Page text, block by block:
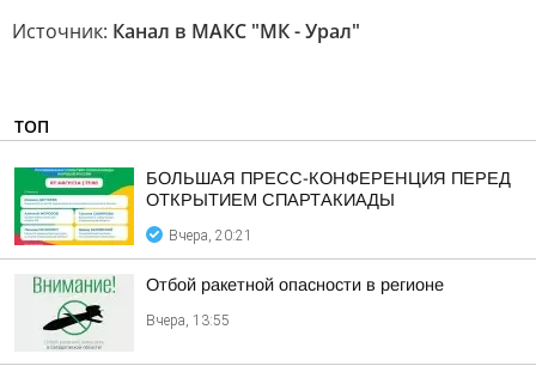
Источник: Канал в МАКС "МК - Урал"
ТОП
БОЛЬШАЯ ПРЕСС-КОНФЕРЕНЦИЯ ПЕРЕД
ОТКРЫТИЕМ СПАРТАКИАДЫ
Вчера, 20:21
Отбой ракетной опасности в регионе
Вчера, 13:55